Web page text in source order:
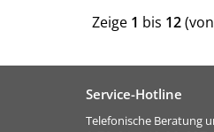
Zeige 1 bis 12
Service-Hotline
Telefonische Beratung